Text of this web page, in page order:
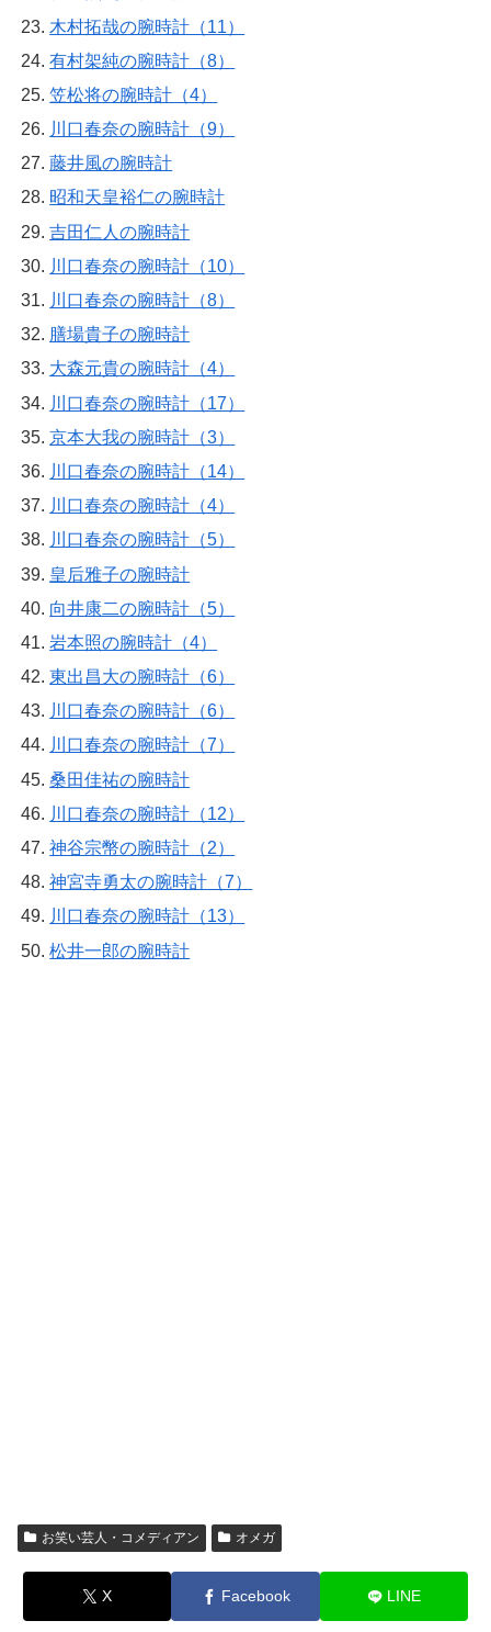
木村拓哉の腕時計（11）
有村架純の腕時計（8）
笠松将の腕時計（4）
川口春奈の腕時計（9）
藤井風の腕時計
昭和天皇裕仁の腕時計
吉田仁人の腕時計
川口春奈の腕時計（10）
川口春奈の腕時計（8）
膳場貴子の腕時計
大森元貴の腕時計（4）
川口春奈の腕時計（17）
京本大我の腕時計（3）
川口春奈の腕時計（14）
川口春奈の腕時計（4）
川口春奈の腕時計（5）
皇后雅子の腕時計
向井康二の腕時計（5）
岩本照の腕時計（4）
東出昌大の腕時計（6）
川口春奈の腕時計（6）
川口春奈の腕時計（7）
桑田佳祐の腕時計
川口春奈の腕時計（12）
神谷宗幣の腕時計（2）
神宮寺勇太の腕時計（7）
川口春奈の腕時計（13）
松井一郎の腕時計
お笑い芸人・コメディアン オメガ
X Facebook LINE